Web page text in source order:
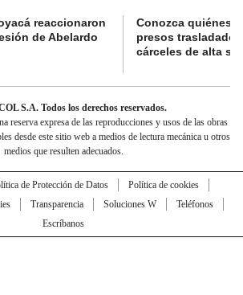
reaccionaron
de Abelardo
Conozca quiénes
presos
cárceles de alta
S.A. Todos los derechos reservados.
reserva expresa de las reproducciones y usos de las obras
desde este sitio web a medios de lectura mecánica u otros
medios que resulten adecuados.
de Protección de Datos
Política de cookies
Transparencia Soluciones W
Teléfonos
Escríbanos